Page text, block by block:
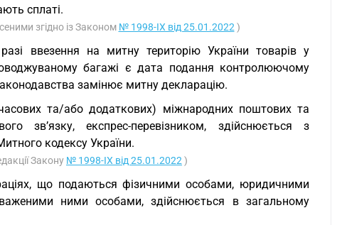
сплаті.
згідно із Законом № 1998-IX від 25.01.2022 )
ввезення на митну територію України товарів у
багажі є дата подання контролюючому
замінює митну декларацію.
та/або додаткових) міжнародних поштових та
зв’язку, експрес-перевізником, здійснюється з
кодексу України.
Закону № 1998-IX від 25.01.2022 )
що подаються фізичними особами, юридичними
ними особами, здійснюється в загальному